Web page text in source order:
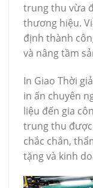
trung thu vừa
thương hiệu.
định thành
và nâng tầm
In Giao Thời
in ấn chuyên
liệu đến gia
trung thu được
chắc chắn,
tặng và kinh